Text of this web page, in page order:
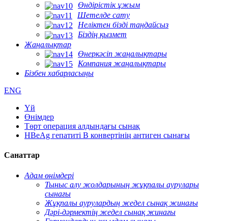
Өндірістік ұжым
Шетелде сату
Неліктен бізді таңдайсыз
Біздің қызмет
Жаңалықтар
Өнеркәсіп жаңалықтары
Компания жаңалықтары
Бізбен хабарласыңы
ENG
Үй
Өнімдер
Төрт операция алдындағы сынақ
HBeAg гепатиті В конвертінің антиген сынағы
Санаттар
Адам өнімдері
Тыныс алу жолдарының жұқпалы аурулары
сынағы
Жұқпалы аурулардың жедел сынақ жинағы
Дәрі-дәрмектің жедел сынақ жинағы